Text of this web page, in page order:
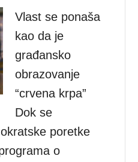
Vlast se ponaša
kao da je
građansko
obrazovanje
“crvena krpa”
Dok se
poretke
o